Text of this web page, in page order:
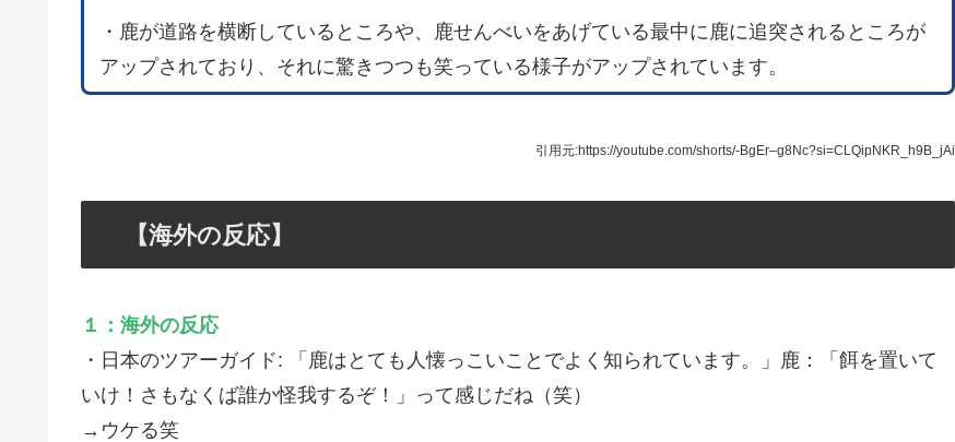
・鹿が道路を横断しているところや、鹿せんべいをあげている最中に鹿に追突されるところが
アップされており、それに驚きつつも笑っている様子がアップされています。
引用元:https://youtube.com/shorts/-BgEr–g8Nc?si=CLQipNKR_h9B_jAi
【海外の反応】
１：海外の反応
・日本のツアーガイド: 「鹿はとても人懐っこいことでよく知られています。」鹿：「餌を置いて
いけ！さもなくば誰か怪我するぞ！」って感じだね（笑）
→ウケる笑